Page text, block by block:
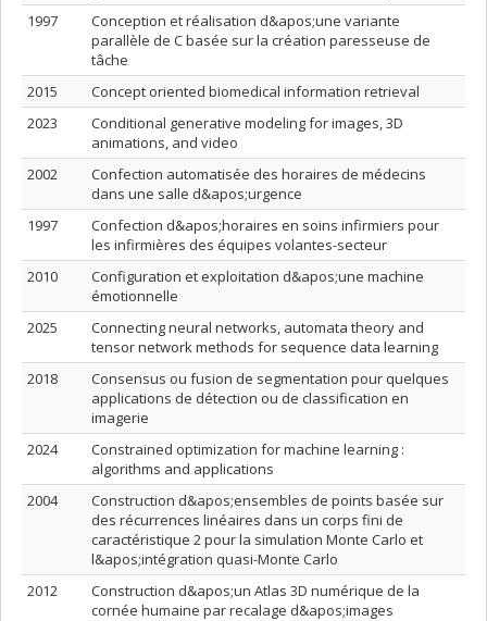
1997
Conception et réalisation d&apos;une variante
parallèle de C basée sur la création paresseuse de
tâche
2015
Concept oriented biomedical information retrieval
2023
Conditional generative modeling for images, 3D
animations, and video
2002
Confection automatisée des horaires de médecins
dans une salle d&apos;urgence
1997
Confection d&apos;horaires en soins infirmiers pour
les infirmières des équipes volantes-secteur
2010
Configuration et exploitation d&apos;une machine
émotionnelle
2025
Connecting neural networks, automata theory and
tensor network methods for sequence data learning
2018
Consensus ou fusion de segmentation pour quelques
applications de détection ou de classification en
imagerie
2024
Constrained optimization for machine learning :
algorithms and applications
2004
Construction d&apos;ensembles de points basée sur
des récurrences linéaires dans un corps fini de
caractéristique 2 pour la simulation Monte Carlo et
l&apos;intégration quasi-Monte Carlo
2012
Construction d&apos;un Atlas 3D numérique de la
cornée humaine par recalage d&apos;images